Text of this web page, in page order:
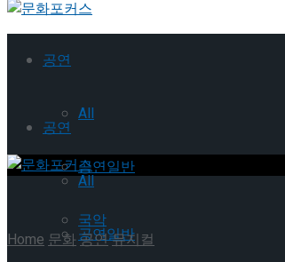
공연
All
공연일반
국악
공연
All
공연일반
Home문화공연뮤지컬